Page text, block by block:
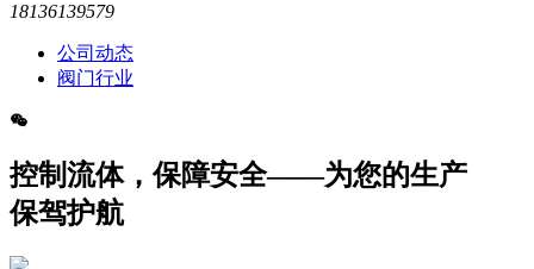
18136139579
公司动态
阀门行业
控制流体，保障安全——为您的生产
保驾护航